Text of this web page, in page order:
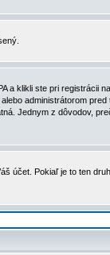
a klikli ste pri registrácii
administrátorom
Jednym z dôvodov,
účet. Pokiaľ je to ten